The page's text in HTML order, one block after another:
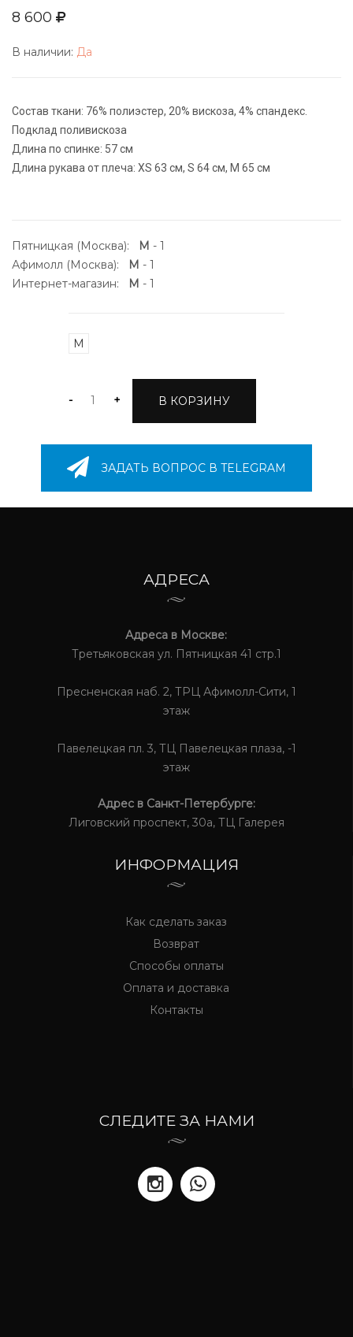
8 600
В наличии: Да
Состав ткани: 76% полиэстер, 20% вискоза, 4% спандекс.
Подклад поливискоза
Длина по спинке: 57 см
Длина рукава от плеча: XS 63 см, S 64 см, М 65 см
Пятницкая (Москва): M - 1
Афимолл (Москва):
M - 1
Интернет-магазин:
M - 1
M
- + В КОРЗИНУ
ЗАДАТЬ ВОПРОС В TELEGRAM
АДРЕСА
Адреса в Москве:
Третьяковская ул. Пятницкая 41 стр.1
Пресненская наб. 2, ТРЦ Афимолл-Сити, 1
этаж
Павелецкая пл. 3, ТЦ Павелецкая плаза, -1
этаж
Адрес в Санкт-Петербурге:
Лиговский проспект, 30а, ТЦ Галерея
ИНФОРМАЦИЯ
Как сделать заказ
Возврат
Способы оплаты
Оплата и доставка
Контакты
СЛЕДИТЕ ЗА НАМИ